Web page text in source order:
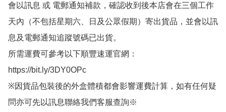
會以訊息 或 電郵通知補款，確認收到後本店會在三個工作
天內（不包括星期六、日及公眾假期）寄出貨品，並會以訊
息及電郵通知追蹤號碼已出貨。
所需運費可參考以下順豐速運官網：
https://bit.ly/3DY0OPc
※因貨品包裝後的外盒體積都會影響運費計算，如有任何疑
問亦可先以訊息聯絡我們客服查詢※